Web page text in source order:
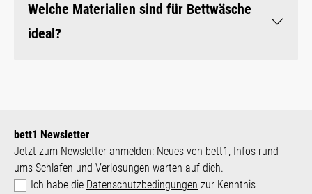
Welche Materialien sind für Bettwäsche
ideal?
bett1 Newsletter
Jetzt zum Newsletter anmelden: Neues von bett1, Infos rund
ums Schlafen und Verlosungen warten auf dich.
Ich habe die Datenschutzbedingungen zur Kenntnis